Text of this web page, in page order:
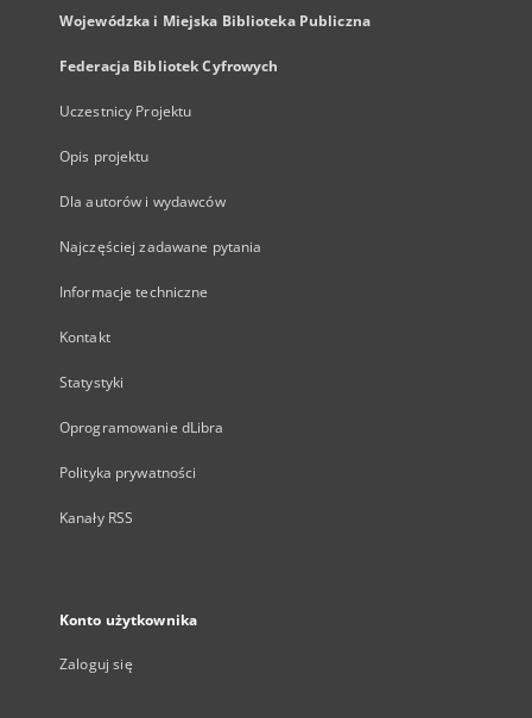
Wojewódzka i Miejska Biblioteka Publiczna
Federacja Bibliotek Cyfrowych
Uczestnicy Projektu
Opis projektu
Dla autorów i wydawców
Najczęściej zadawane pytania
Informacje techniczne
Kontakt
Statystyki
Oprogramowanie dLibra
Polityka prywatności
Kanały RSS
Konto użytkownika
Zaloguj się